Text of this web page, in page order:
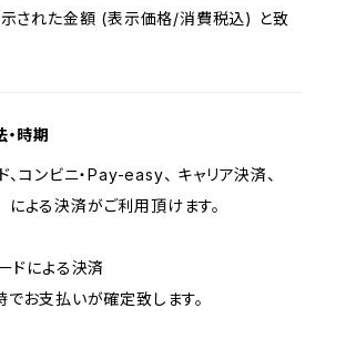
示された金額 (表示価格/消費税込) と致
時期
、コンビニ・Pay-easy、 キャリア決済、
る決済がご利用頂けます。
ドによる決済
お支払いが確定致します。